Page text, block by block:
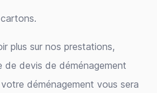
plus sur nos prestations,
de devis de déménagement
déménagement vous sera